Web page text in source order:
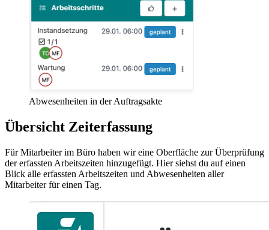
Abwesenheiten in der Auftragsakte
Übersicht Zeiterfassung
Für Mitarbeiter im Büro haben wir eine Oberfläche zur Überprüfung
der erfassten Arbeitszeiten hinzugefügt. Hier siehst du auf einen
Blick alle erfassten Arbeitszeiten und Abwesenheiten aller
Mitarbeiter für einen Tag.